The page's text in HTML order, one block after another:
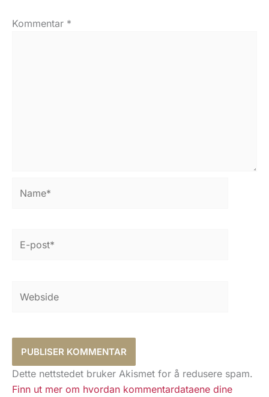
Kommentar *
post*
Dette nettstedet bruker Akismet for å redusere spam.
Finn ut mer om hvordan kommentardataene dine